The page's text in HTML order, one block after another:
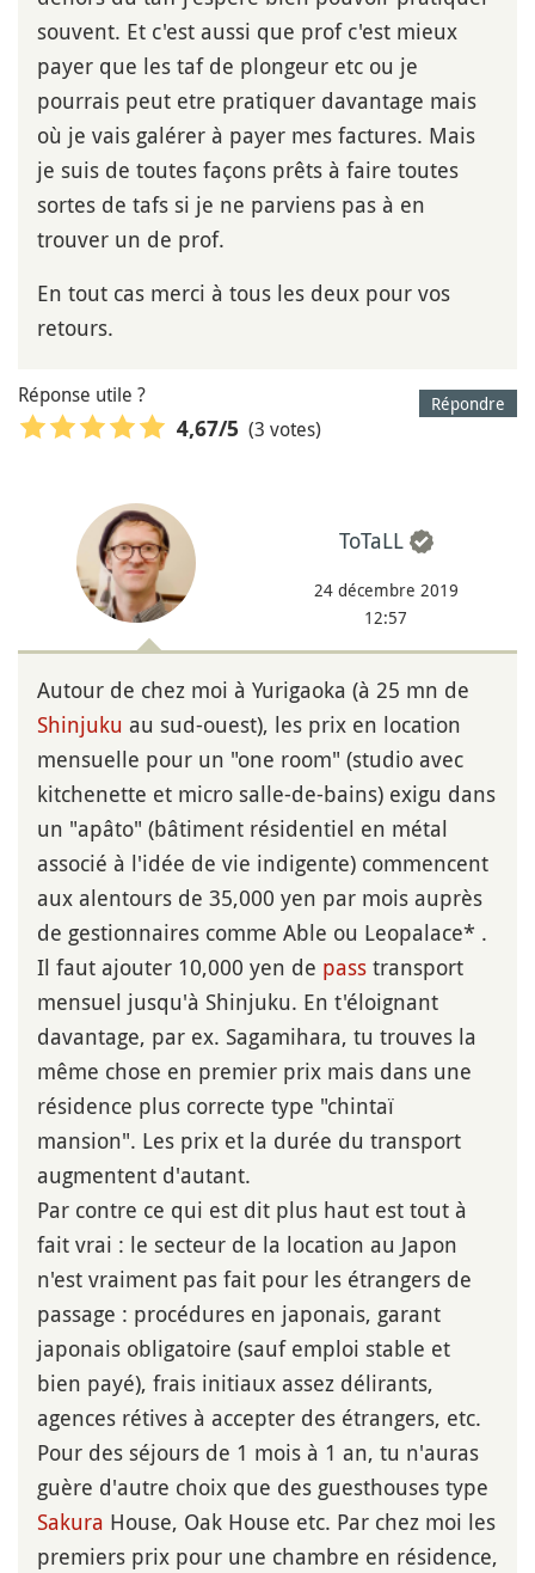
souvent. Et c'est aussi que prof c'est mieux
payer que les taf de plongeur etc ou je
pourrais peut etre pratiquer davantage mais
où je vais galérer à payer mes factures. Mais
je suis de toutes façons prêts à faire toutes
sortes de tafs si je ne parviens pas à en
trouver un de prof.
En tout cas merci à tous les deux pour vos
retours.
Répondre
Réponse utile ?
4,67/5 (3 votes)
ToTaLL
24 décembre 2019
12:57
Autour de chez moi à Yurigaoka (à 25 mn de
Shinjuku au sud-ouest), les prix en location
mensuelle pour un "one room" (studio avec
kitchenette et micro salle-de-bains) exigu dans
un "apâto" (bâtiment résidentiel en métal
associé à l'idée de vie indigente) commencent
aux alentours de 35,000 yen par mois auprès
de gestionnaires comme Able ou Leopalace* .
Il faut ajouter 10,000 yen de pass transport
mensuel jusqu'à Shinjuku. En t'éloignant
davantage, par ex. Sagamihara, tu trouves la
même chose en premier prix mais dans une
résidence plus correcte type "chintaï
mansion". Les prix et la durée du transport
augmentent d'autant.
Par contre ce qui est dit plus haut est tout à
fait vrai : le secteur de la location au Japon
n'est vraiment pas fait pour les étrangers de
passage : procédures en japonais, garant
japonais obligatoire (sauf emploi stable et
bien payé), frais initiaux assez délirants,
agences rétives à accepter des étrangers, etc.
Pour des séjours de 1 mois à 1 an, tu n'auras
guère d'autre choix que des guesthouses type
Sakura House, Oak House etc. Par chez moi les
premiers prix pour une chambre en résidence,